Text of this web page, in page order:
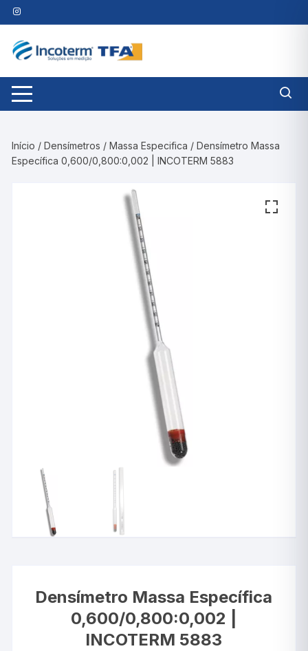
Pular
para
conteúdo
Início /Densímetros /Massa Especifica / Densímetro Massa
Específica 0,600/0,800:0,002 | INCOTERM 5883
Densímetro Massa Específica
0,600/0,800:0,002 |
INCOTERM 5883